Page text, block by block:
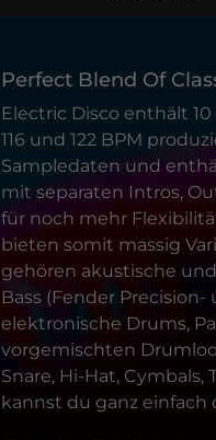
Perfect Blend Of
Electric Disco enthält
116 und 122 BPM
Sampledaten und
mit separaten Intros,
für noch mehr
bieten somit massig
gehören akustische und
Bass (Fender Precision-
elektronische Drums,
vorgemischten
Snare, Hi-Hat, Cymbals,
kannst du ganz